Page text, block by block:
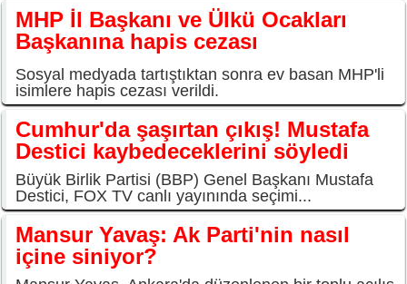
MHP İl Başkanı ve Ülkü Ocakları
Başkanına hapis cezası
Sosyal medyada tartıştıktan sonra ev basan MHP'li
isimlere hapis cezası verildi.
Cumhur'da şaşırtan çıkış! Mustafa
Destici kaybedeceklerini söyledi
Büyük Birlik Partisi (BBP) Genel Başkanı Mustafa
Destici, FOX TV canlı yayınında seçimi...
Mansur Yavaş: Ak Parti'nin nasıl
içine siniyor?